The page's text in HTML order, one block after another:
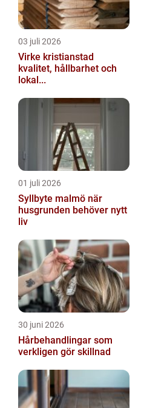
03 juli 2026
Virke kristianstad
kvalitet, hållbarhet och
lokal...
01 juli 2026
Syllbyte malmö när
husgrunden behöver nytt
liv
30 juni 2026
Hårbehandlingar som
verkligen gör skillnad